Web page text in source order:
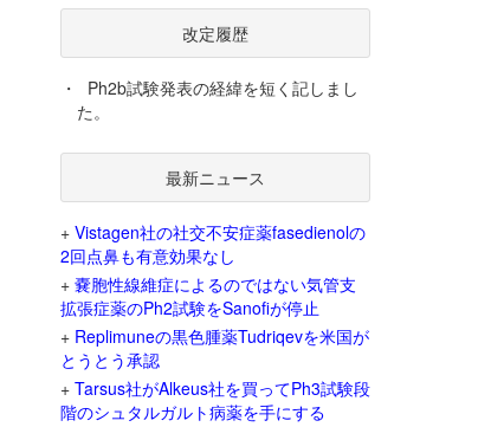
改定履歴
・
Ph2b試験発表の経緯を短く記しまし
た。
最新ニュース
+ Vistagen社の社交不安症薬fasedienolの
2回点鼻も有意効果なし
+ 嚢胞性線維症によるのではない気管支
拡張症薬のPh2試験をSanofiが停止
+ Replimuneの黒色腫薬Tudriqevを米国が
とうとう承認
+ Tarsus社がAlkeus社を買ってPh3試験段
階のシュタルガルト病薬を手にする